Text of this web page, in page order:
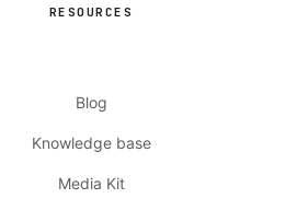
RESOURCES
Blog
Knowledge base
Media Kit